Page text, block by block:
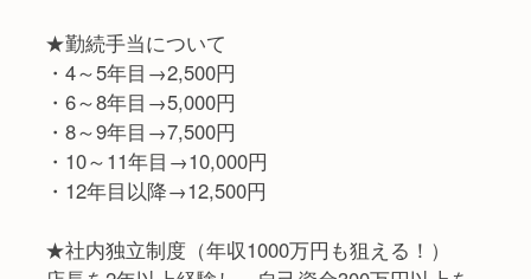
★勤続手当について
・4～5年目→2,500円
・6～8年目→5,000円
・8～9年目→7,500円
・10～11年目→10,000円
・12年目以降→12,500円
★社内独立制度（年収1000万円も狙える！）